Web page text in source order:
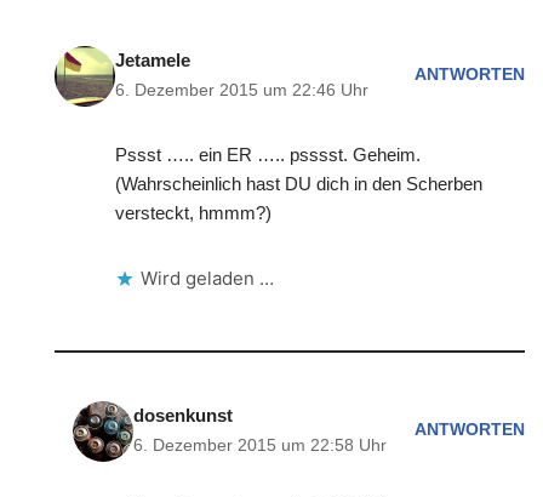
Jetamele
6. Dezember 2015 um 22:46 Uhr
ANTWORTEN
Pssst ….. ein ER ….. psssst. Geheim.
(Wahrscheinlich hast DU dich in den Scherben
versteckt, hmmm?)
Wird geladen …
dosenkunst
6. Dezember 2015 um 22:58 Uhr
ANTWORTEN